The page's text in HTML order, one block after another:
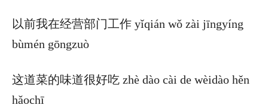
以前我在经营部门工作 yǐqián wǒ zài jīngyíng
bùmén gōngzuò
这道菜的味道很好吃 zhè dào cài de wèidào hěn
hǎochī